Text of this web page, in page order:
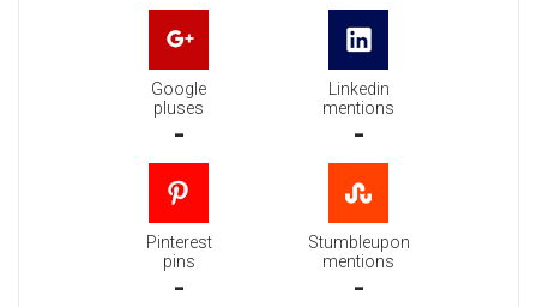
Google
pluses
-
Linkedin
mentions
-
Pinterest
pins
-
Stumbleupon
mentions
-